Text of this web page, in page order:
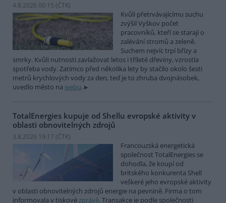
4.8.2026 00:15 (ČTK)
Kvůli přetrvávajícímu suchu
zvýšil Vyškov počet
pracovníků, kteří se starají o
zalévání stromů a zeleně.
Suchem nejvíc trpí břízy a
smrky. Kvůli nutnosti zavlažovat letos i tříleté dřeviny, vzrostla
spotřeba vody. Zatímco před několika lety by stačilo okolo šesti
metrů krychlových vody za den, teď je to zhruba dvojnásobek,
uvedlo město na webu.
TotalEnergies kupuje od Shellu evropské aktivity v
oblasti obnovitelných zdrojů
3.8.2026 19:17 (ČTK)
Francouzská energetická
společnost TotalEnergies se
dohodla, že koupí od
britského konkurenta Shell
veškeré jeho evropské aktivity
v oblasti obnovitelných zdrojů energie na pevnině. Firma o tom
informovala v tiskovézprávě. Transakce je podle společnosti